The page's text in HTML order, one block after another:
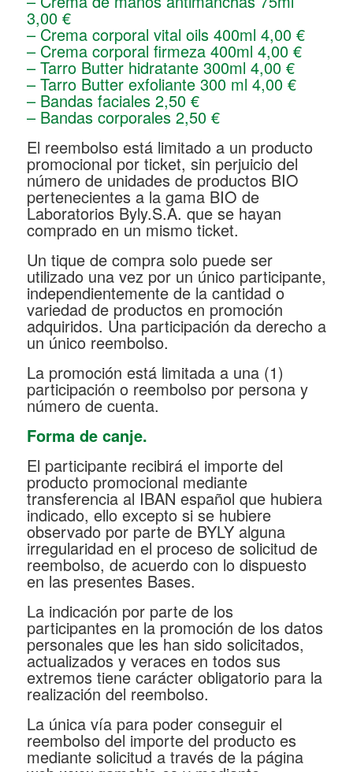
3,00 €
– Crema corporal vital oils 400ml 4,00 €
– Crema corporal firmeza 400ml 4,00 €
– Tarro Butter hidratante 300ml 4,00 €
– Tarro Butter exfoliante 300 ml 4,00 €
– Bandas faciales 2,50 €
– Bandas corporales 2,50 €
El reembolso está limitado a un producto
promocional por ticket, sin perjuicio del
número de unidades de productos BIO
pertenecientes a la gama BIO de
Laboratorios Byly.S.A. que se hayan
comprado en un mismo ticket.
Un tique de compra solo puede ser
utilizado una vez por un único participante,
independientemente de la cantidad o
variedad de productos en promoción
adquiridos. Una participación da derecho a
un único reembolso.
La promoción está limitada a una (1)
participación o reembolso por persona y
número de cuenta.
Forma de canje.
El participante recibirá el importe del
producto promocional mediante
transferencia al IBAN español que hubiera
indicado, ello excepto si se hubiere
observado por parte de BYLY alguna
irregularidad en el proceso de solicitud de
reembolso, de acuerdo con lo dispuesto
en las presentes Bases.
La indicación por parte de los
participantes en la promoción de los datos
personales que les han sido solicitados,
actualizados y veraces en todos sus
extremos tiene carácter obligatorio para la
realización del reembolso.
La única vía para poder conseguir el
reembolso del importe del producto es
mediante solicitud a través de la página